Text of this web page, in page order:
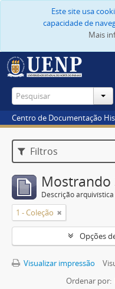
Este site usa
capacidade de
Mais
Centro de Documentação
Filtros
Mostrando
Descrição arquivística
1 - Coleção
Opções
Visualizar impressão
Ordenar por: